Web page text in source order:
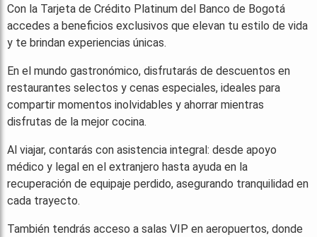
Con la Tarjeta de Crédito Platinum del Banco de Bogotá
accedes a beneficios exclusivos que elevan tu estilo de vida
y te brindan experiencias únicas.
En el mundo gastronómico, disfrutarás de descuentos en
restaurantes selectos y cenas especiales, ideales para
compartir momentos inolvidables y ahorrar mientras
disfrutas de la mejor cocina.
Al viajar, contarás con asistencia integral: desde apoyo
médico y legal en el extranjero hasta ayuda en la
recuperación de equipaje perdido, asegurando tranquilidad en
cada trayecto.
También tendrás acceso a salas VIP en aeropuertos, donde